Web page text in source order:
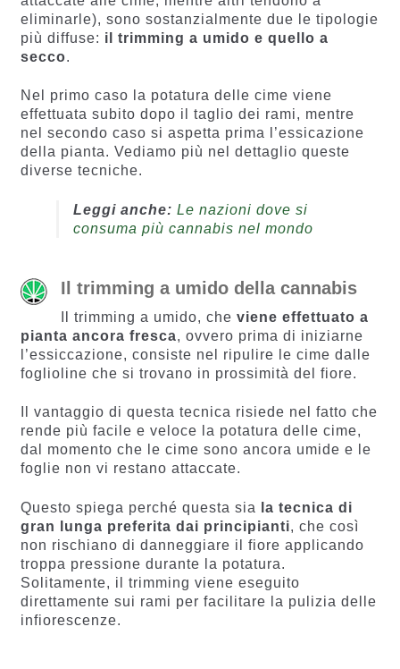
eliminarle), sono sostanzialmente due le tipologie
più diffuse: il trimming a umido e quello a
secco.
Nel primo caso la potatura delle cime viene
effettuata subito dopo il taglio dei rami, mentre
nel secondo caso si aspetta prima l’essicazione
della pianta. Vediamo più nel dettaglio queste
diverse tecniche.
Leggi anche: Le nazioni dove si
consuma più cannabis nel mondo
Il trimming a umido della cannabis
Il trimming a umido, che viene effettuato a
pianta ancora fresca, ovvero prima di iniziarne
l’essiccazione, consiste nel ripulire le cime dalle
foglioline che si trovano in prossimità del fiore.
Il vantaggio di questa tecnica risiede nel fatto che
rende più facile e veloce la potatura delle cime,
dal momento che le cime sono ancora umide e le
foglie non vi restano attaccate.
Questo spiega perché questa sia
la tecnica di
gran lunga preferita dai principianti, che così
non rischiano di danneggiare il fiore applicando
troppa pressione durante la potatura.
Solitamente, il trimming viene eseguito
direttamente sui rami per facilitare la pulizia delle
infiorescenze.